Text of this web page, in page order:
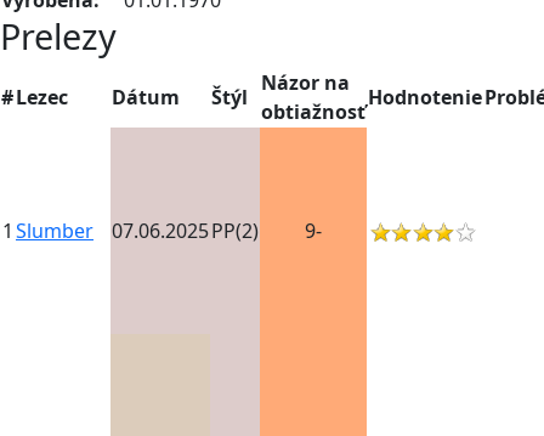
Prelezy
#Lezec Dátum Štýl
Názor na
obtiažnosť
Hodnotenie
1 Slumber 07.06.2025PP(2) 9-